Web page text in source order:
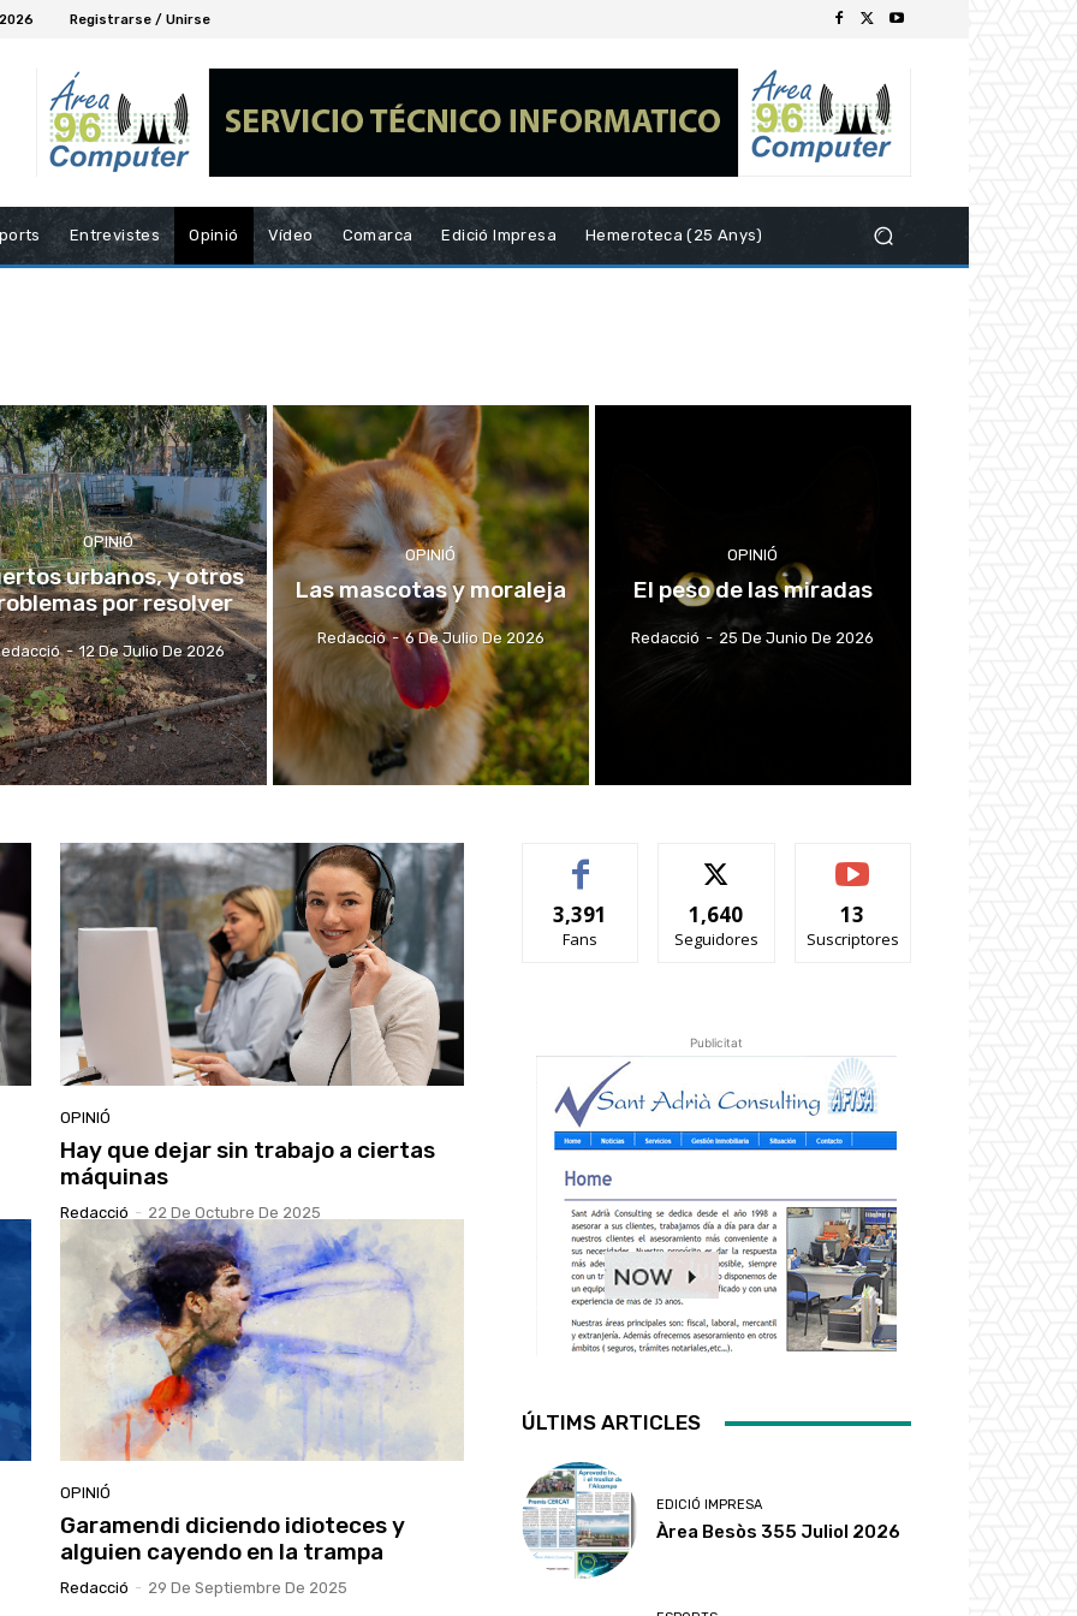
Registrarse / Unirse
Entrevistes Opinió Vídeo Comarca Edició Impresa Hemeroteca (25 Anys)
OPINIÓ
urbanos, y otros
por resolver
- 12 De Julio De 2026
OPINIÓ
Las mascotas y moraleja
Redacció - 6 De Julio De 2026
OPINIÓ
El peso de las miradas
Redacció - 25 De Junio De 2026
OPINIÓ
Hay que dejar sin trabajo a ciertas
máquinas
Redacció - 22 De Octubre De 2025
OPINIÓ
Garamendi diciendo idioteces y
alguien cayendo en la trampa
Redacció - 29 De Septiembre De 2025
3,391
Fans
1,640
Seguidores
13
Suscriptores
Publicitat
ÚLTIMS ARTICLES
EDICIÓ IMPRESA
Àrea Besòs 355 Juliol 2026